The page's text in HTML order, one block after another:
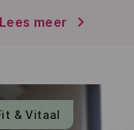
Lees meer
& Vitaal